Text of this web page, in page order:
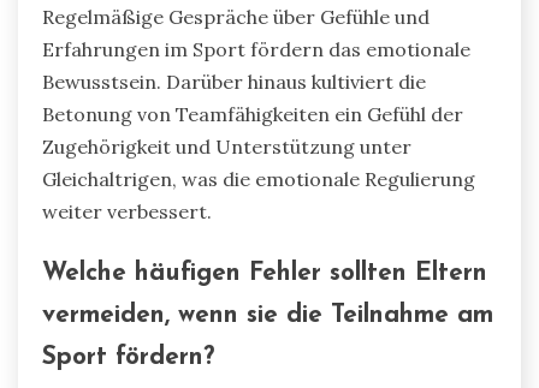
Regelmäßige Gespräche über Gefühle und
Erfahrungen im Sport fördern das emotionale
Bewusstsein. Darüber hinaus kultiviert die
Betonung von Teamfähigkeiten ein Gefühl der
Zugehörigkeit und Unterstützung unter
Gleichaltrigen, was die emotionale Regulierung
weiter verbessert.
Welche häufigen Fehler sollten Eltern
vermeiden, wenn sie die Teilnahme am
Sport fördern?